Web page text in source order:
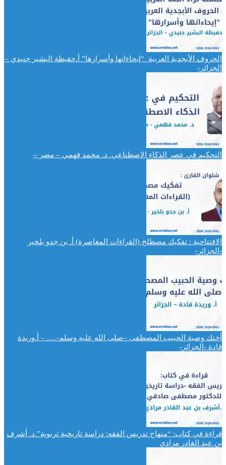
الحروف الأبجدية العربية “إيحاءاتها وأسرارها” أ.حفيظة البشير جنيدي –
الجزائر-
التحكيم في عصر الذكاء الاصطناعي. د. محمد فهمي – مصر –
الافتتاحية : تفكيك مصطلح (القراءات المعاصرة) أ. بن جدو بلخير
-الجزائر-
أختك وصية الحبيب المصطفى –صلى الله عليه وسلم-…. – أ.وريدة
قادة -الجزائر-
قراءة في كتاب: “منهاج تدريس الفقه: دراسة تاريخية تربوية”.د. أشرف
بن عبد القادر مرادي